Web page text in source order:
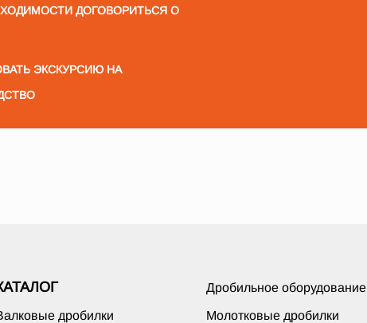
ДОГОВОРИТЬСЯ О
ЭКСКУРСИЮ НА
Дробильное оборудование
дробилки Молотковые дробилки